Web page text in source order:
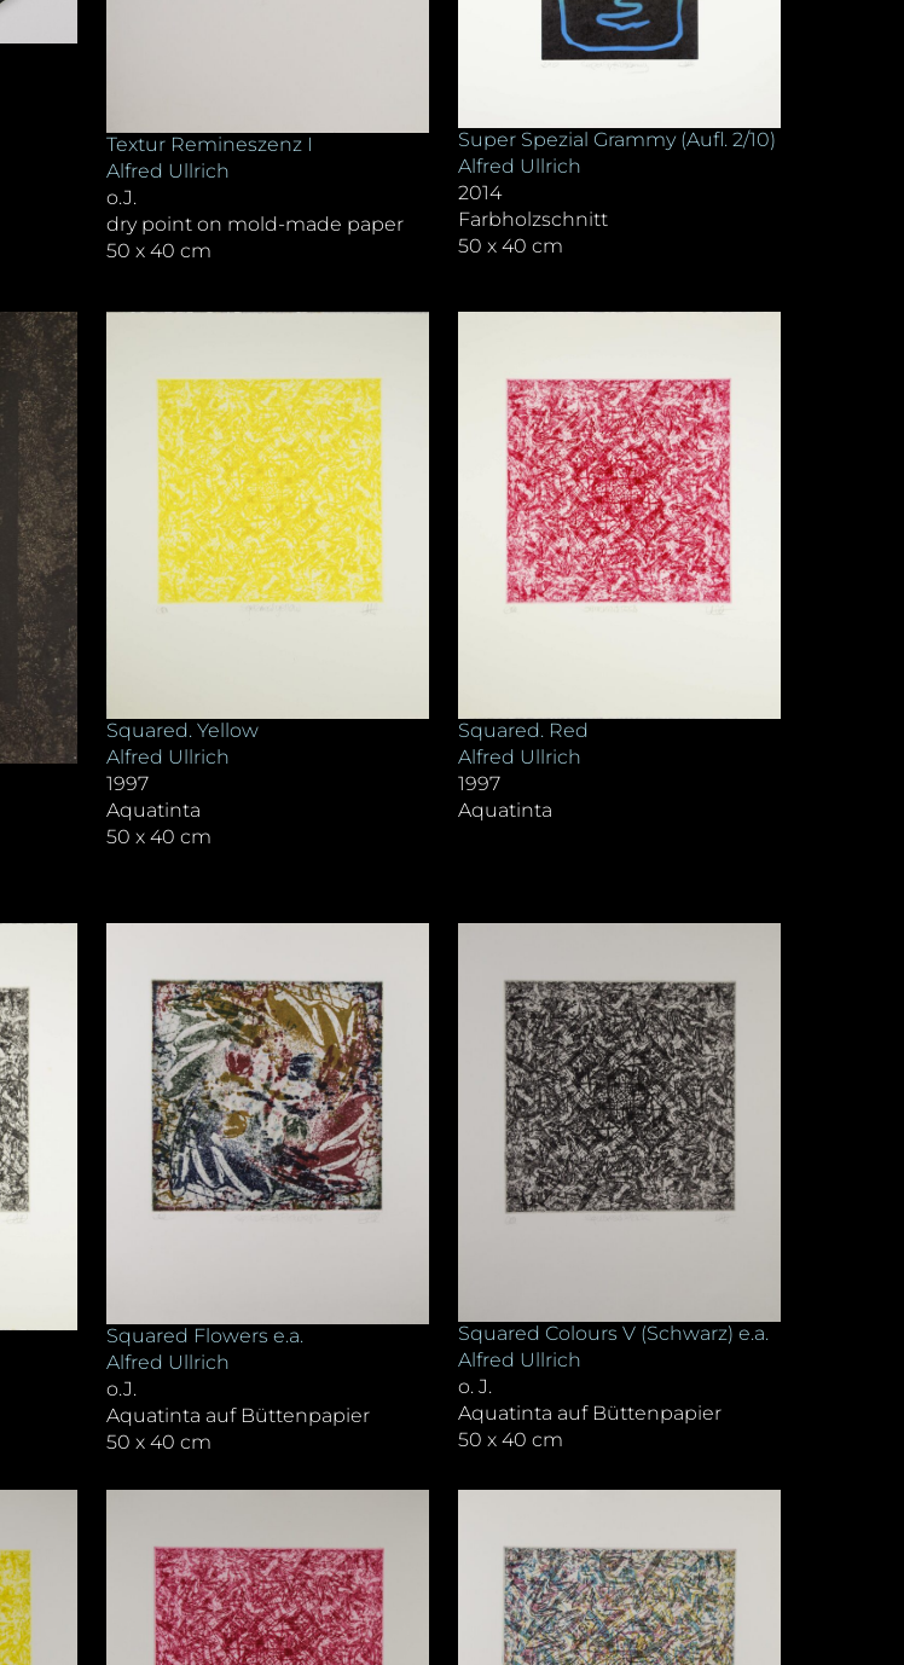
Textur Remineszenz I
Alfred Ullrich
o.J.
dry point on mold-made paper
50 x 40 cm
Super Spezial Grammy (Aufl. 2/10)
Alfred Ullrich
2014
Farbholzschnitt
50 x 40 cm
Squared. Yellow
Alfred Ullrich
1997
Aquatinta
50 x 40 cm
Squared. Red
Alfred Ullrich
1997
Aquatinta
Squared Flowers e.a.
Alfred Ullrich
o.J.
Aquatinta auf Büttenpapier
50 x 40 cm
Squared Colours V (Schwarz) e.a.
Alfred Ullrich
o. J.
Aquatinta auf Büttenpapier
50 x 40 cm